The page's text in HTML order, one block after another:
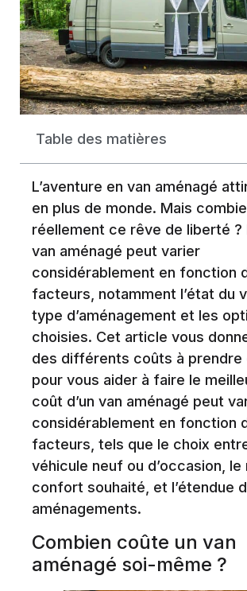
Table des matières
L’aventure en van aménagé
en plus de monde. Mais
réellement ce rêve de liberté ?
van aménagé peut varier
considérablement en fonction
facteurs, notamment l’état du
type d’aménagement et les
choisies. Cet article vous
des différents coûts à prendre
pour vous aider à faire le
coût d’un van aménagé peut
considérablement en fonction
facteurs, tels que le choix
véhicule neuf ou d’occasion, le
confort souhaité, et l’étendue
aménagements.
Combien coûte un van
aménagé soi-même ?